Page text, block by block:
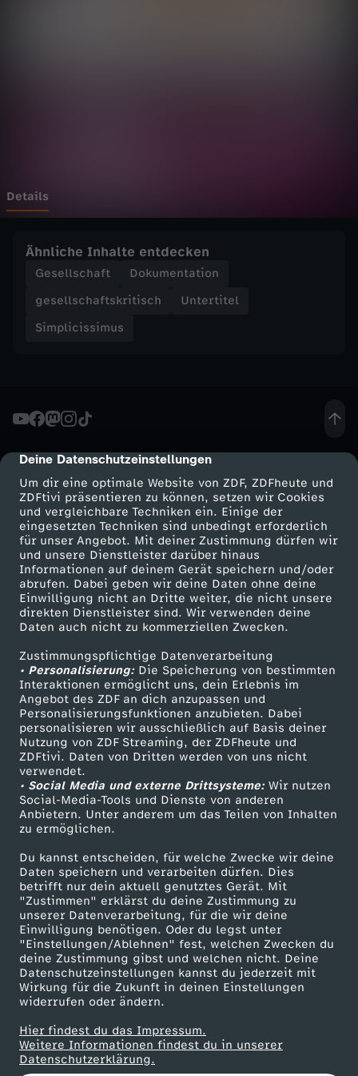
cmp-dialog-description
Deine Datenschutzeinstellungen
Um dir eine optimale Website von ZDF, ZDFheute und
ZDFtivi präsentieren zu können, setzen wir Cookies
und vergleichbare Techniken ein. Einige der
eingesetzten Techniken sind unbedingt erforderlich
für unser Angebot. Mit deiner Zustimmung dürfen wir
und unsere Dienstleister darüber hinaus
Informationen auf deinem Gerät speichern und/oder
abrufen. Dabei geben wir deine Daten ohne deine
Einwilligung nicht an Dritte weiter, die nicht unsere
direkten Dienstleister sind. Wir verwenden deine
Daten auch nicht zu kommerziellen Zwecken.
Zustimmungspflichtige Datenverarbeitung
• Personalisierung:Die Speicherung von bestimmten
Interaktionen ermöglicht uns, dein Erlebnis im
Angebot des ZDF an dich anzupassen und
Personalisierungsfunktionen anzubieten. Dabei
personalisieren wir ausschließlich auf Basis deiner
Nutzung von ZDF Streaming, der ZDFheute und
ZDFtivi. Daten von Dritten werden von uns nicht
verwendet.
• Social Media und externe Drittsysteme:Wir nutzen
Social-Media-Tools und Dienste von anderen
Anbietern. Unter anderem um das Teilen von Inhalten
zu ermöglichen.
Du kannst entscheiden, für welche Zwecke wir deine
Daten speichern und verarbeiten dürfen. Dies
betrifft nur dein aktuell genutztes Gerät. Mit
"Zustimmen" erklärst du deine Zustimmung zu
unserer Datenverarbeitung, für die wir deine
Einwilligung benötigen. Oder du legst unter
"Einstellungen/Ablehnen" fest, welchen Zwecken du
deine Zustimmung gibst und welchen nicht. Deine
Datenschutzeinstellungen kannst du jederzeit mit
Wirkung für die Zukunft in deinen Einstellungen
widerrufen oder ändern.
Hier findest du das Impressum.
Weitere Informationen findest du in unserer
Datenschutzerklärung.
u
-
W
u
m
N
i
k
e
s
o
w
e
n
i
g
S
t
e
u
Details
Ähnliche Inhalte entdecken
Gesellschaft
Dokumentation
gesellschaftskritisch
Untertitel
Simplicissimus
Mehr ZDF
ZDF-Apps
Smart TV
ZDFtext
Livestreams
Sendungen A-Z
TV-Programm
Service
ZDFmitreden
Kontakt zum ZDF
Tickets
Zuschauerservice
Hilfe
ZDF Unternehmen
Karriere
ZDF goes Schule
Werbefernsehen
Mainzelmännchen
Partner